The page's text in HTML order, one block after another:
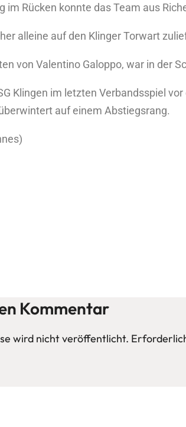
im Rücken konnte das Team aus
alleine auf den Klinger Torwart
von Valentino Galoppo, war in der
Klingen im letzten Verbandsspiel
auf einem Abstiegsrang.
Kommentar
wird nicht veröffentlicht.